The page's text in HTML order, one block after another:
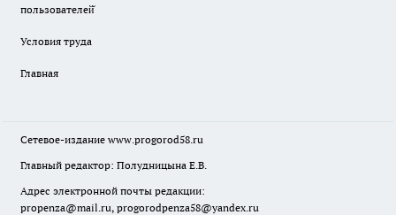
пользователей̆
Условия труда
Главная
Сетевое-издание www.progorod58.ru
Главный редактор: Полудницына Е.В.
Адрес электронной почты редакции:
propenza@mail.ru, progorodpenza58@yandex.ru